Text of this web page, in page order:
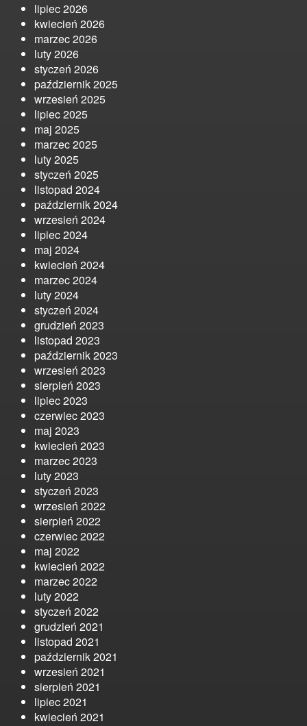
lipiec 2026
kwiecień 2026
marzec 2026
luty 2026
styczeń 2026
październik 2025
wrzesień 2025
lipiec 2025
maj 2025
marzec 2025
luty 2025
styczeń 2025
listopad 2024
październik 2024
wrzesień 2024
lipiec 2024
maj 2024
kwiecień 2024
marzec 2024
luty 2024
styczeń 2024
grudzień 2023
listopad 2023
październik 2023
wrzesień 2023
sierpień 2023
lipiec 2023
czerwiec 2023
maj 2023
kwiecień 2023
marzec 2023
luty 2023
styczeń 2023
wrzesień 2022
sierpień 2022
czerwiec 2022
maj 2022
kwiecień 2022
marzec 2022
luty 2022
styczeń 2022
grudzień 2021
listopad 2021
październik 2021
wrzesień 2021
sierpień 2021
lipiec 2021
kwiecień 2021